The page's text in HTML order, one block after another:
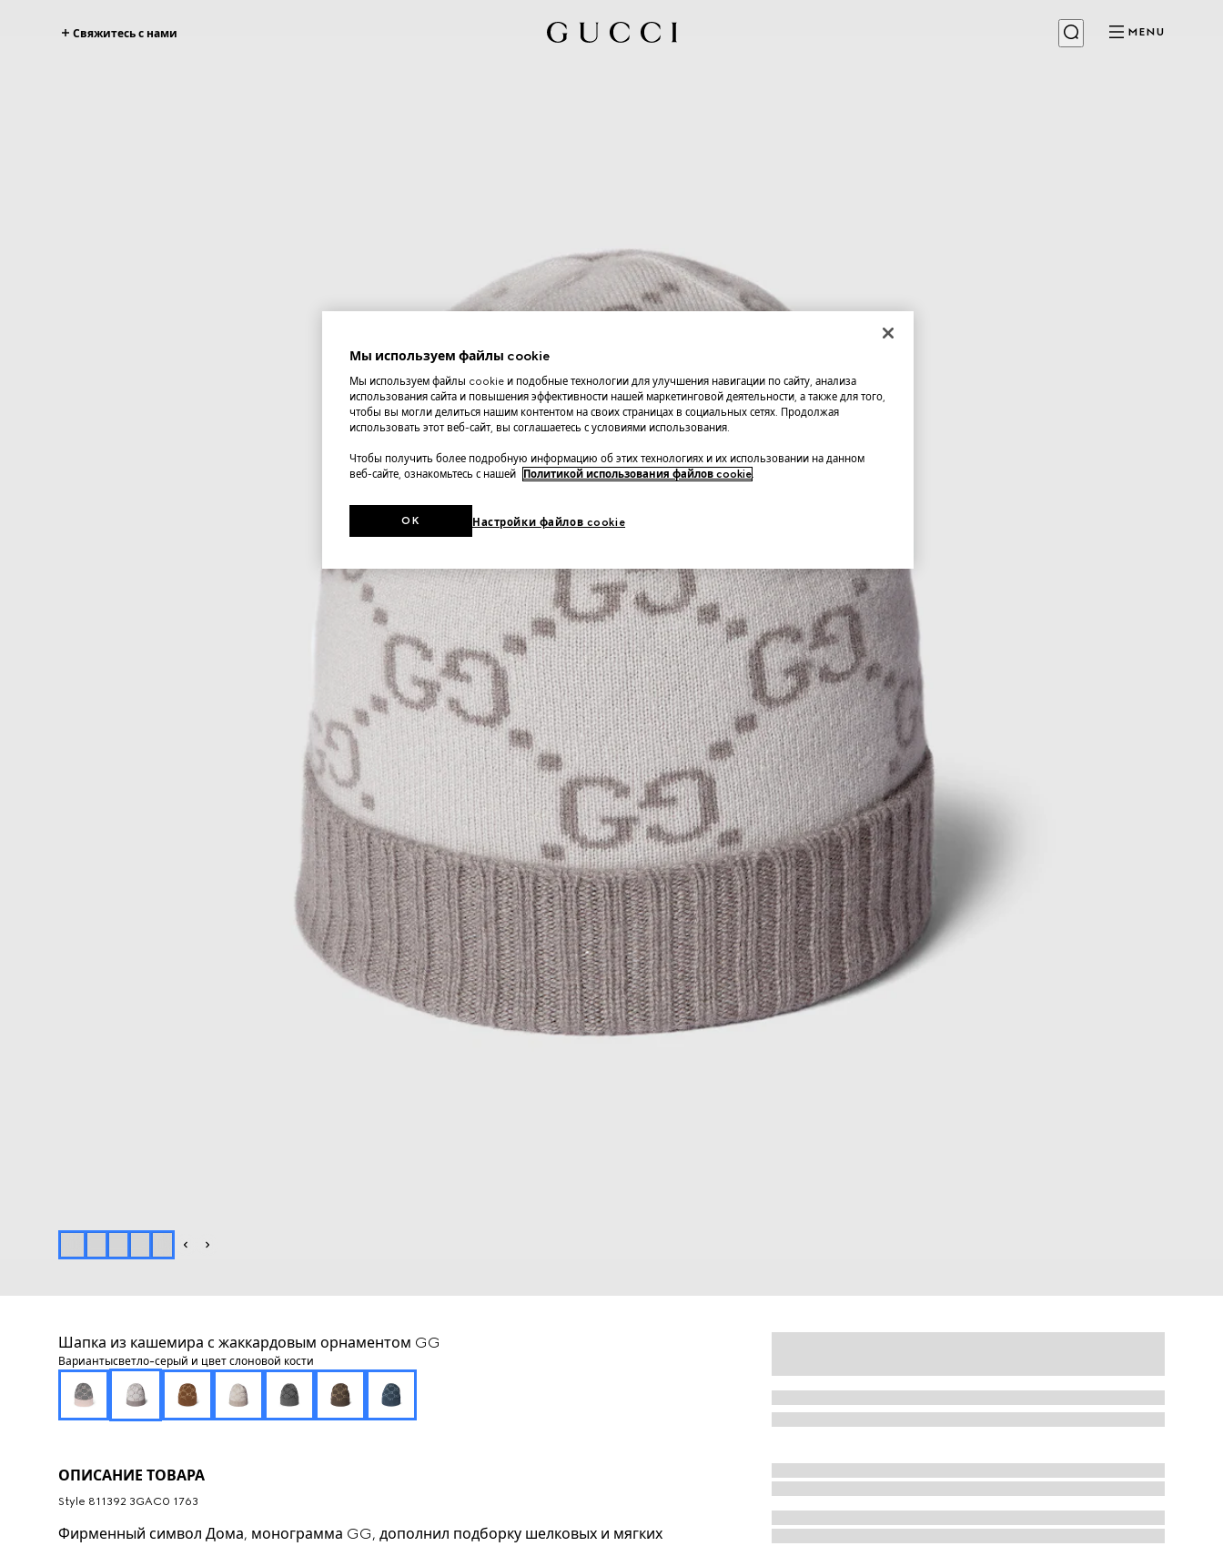
Свяжитесь с нами MENU
Шапка из кашемира с жаккардовым орнаментом GG
Вариантысветло-серый и цвет слоновой кости
ОПИСАНИЕ ТОВАРА
Style ‎811392 3GAC0 1763
Фирменный символ Дома, монограмма GG, дополнил подборку шелковых и мягких
Мы используем файлы cookie
Мы используем файлы cookie и подобные технологии для улучшения навигации по сайту, анализа
использования сайта и повышения эффективности нашей маркетинговой деятельности, а также для того,
чтобы вы могли делиться нашим контентом на своих страницах в социальных сетях. Продолжая
использовать этот веб-сайт, вы соглашаетесь с условиями использования.
Чтобы получить более подробную информацию об этих технологиях и их использовании на данном
веб-сайте, ознакомьтесь с нашей
Политикой использования файлов cookie
Настройки файлов cookie
OK